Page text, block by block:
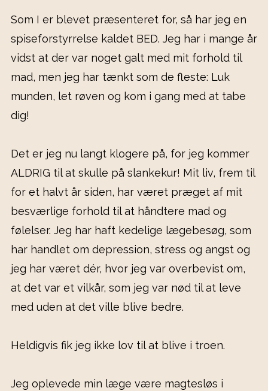
Som I er blevet præsenteret for, så har jeg en
spiseforstyrrelse kaldet BED. Jeg har i mange år
vidst at der var noget galt med mit forhold til
mad, men jeg har tænkt som de fleste: Luk
munden, let røven og kom i gang med at tabe
dig!
Det er jeg nu langt klogere på, for jeg kommer
ALDRIG til at skulle på slankekur! Mit liv, frem til
for et halvt år siden, har været præget af mit
besværlige forhold til at håndtere mad og
følelser. Jeg har haft kedelige lægebesøg, som
har handlet om depression, stress og angst og
jeg har været dér, hvor jeg var overbevist om,
at det var et vilkår, som jeg var nød til at leve
med uden at det ville blive bedre.
Heldigvis fik jeg ikke lov til at blive i troen.
Jeg oplevede min læge være magtesløs i